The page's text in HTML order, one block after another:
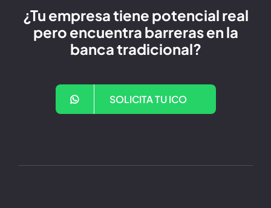
¿Tu empresa tiene potencial real
pero encuentra barreras en la
banca tradicional?
SOLICITA TU ICO